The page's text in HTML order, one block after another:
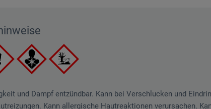
und Dampf entzündbar. Kann bei Verschlucken und
Kann allergische Hautreaktionen verursachen.